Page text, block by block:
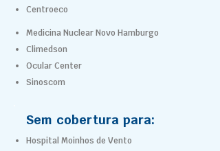
Centroeco
Medicina Nuclear Novo Hamburgo
Climedson
Ocular Center
Sinoscom
Sem cobertura para:
Hospital Moinhos de Vento